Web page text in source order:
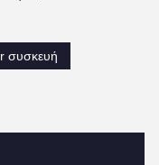
συσκευή